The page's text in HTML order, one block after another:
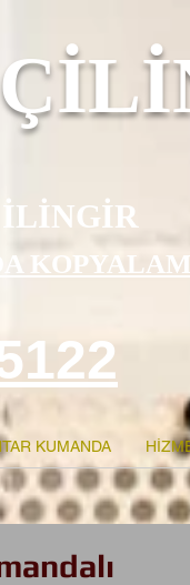
KUMANDA